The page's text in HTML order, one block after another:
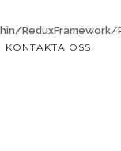
KONTAKTA OSS